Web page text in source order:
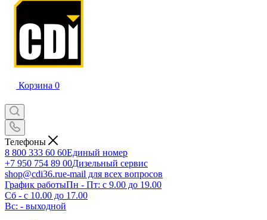
Корзина 0
Телефоны
8 800 333 60 60Единый номер
+7 950 754 89 00Дизельный сервис
shop@cdi36.rue-mail для всех вопросов
График работыПн - Пт: с 9.00 до 19.00
Сб - с 10.00 до 17.00
Вс: - выходной